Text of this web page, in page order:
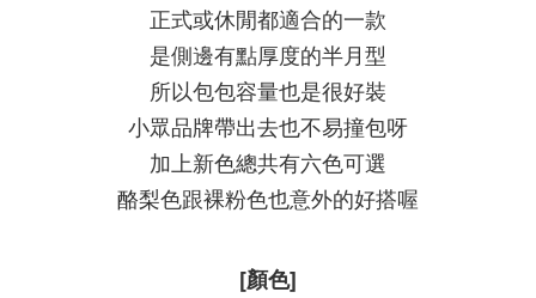
正式或休閒都適合的一款
是側邊有點厚度的半月型
所以包包容量也是很好裝
小眾品牌帶出去也不易撞包呀
加上新色總共有六色可選
酪梨色跟裸粉色也意外的好搭喔
[顏色]